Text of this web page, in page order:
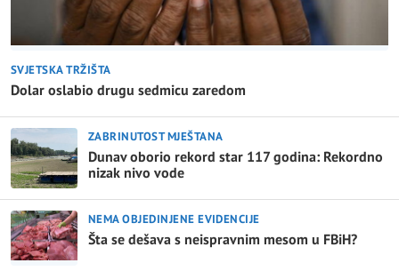
SVJETSKA TRŽIŠTA
Dolar oslabio drugu sedmicu zaredom
ZABRINUTOST MJEŠTANA
Dunav oborio rekord star 117 godina: Rekordno
nizak nivo vode
NEMA OBJEDINJENE EVIDENCIJE
Šta se dešava s neispravnim mesom u FBiH?